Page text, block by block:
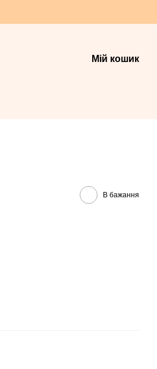
Мій кошик
В бажання